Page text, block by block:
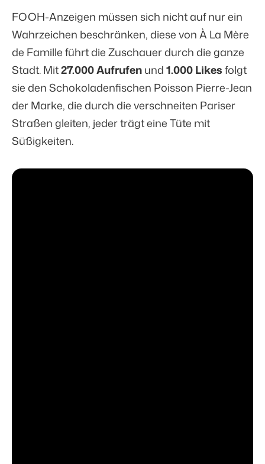
FOOH-Anzeigen müssen sich nicht auf nur ein
Wahrzeichen beschränken, diese von À La Mère
de Famille führt die Zuschauer durch die ganze
Stadt. Mit27.000 Aufrufenund1.000 Likesfolgt
sie den Schokoladenfischen Poisson Pierre-Jean
der Marke, die durch die verschneiten Pariser
Straßen gleiten, jeder trägt eine Tüte mit
Süßigkeiten.